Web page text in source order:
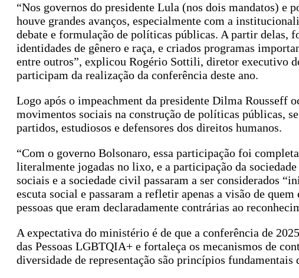
“Nos governos do presidente Lula (nos dois mandatos) e
houve grandes avanços, especialmente com a
debate e formulação de políticas públicas. A partir delas,
identidades de gênero e raça, e criados programas
entre outros”, explicou Rogério Sottili, diretor executivo
participam da realização da conferência deste ano.
Logo após o impeachment da presidente Dilma Rousseff
movimentos sociais na construção de políticas públicas,
partidos, estudiosos e defensores dos direitos humanos.
“Com o governo Bolsonaro, essa participação foi
literalmente jogadas no lixo, e a participação da
sociais e a sociedade civil passaram a ser considerados
escuta social e passaram a refletir apenas a visão de
pessoas que eram declaradamente contrárias ao
A expectativa do ministério é de que a conferência de
das Pessoas LGBTQIA+ e fortaleça os mecanismos de
diversidade de representação são princípios fundamentais